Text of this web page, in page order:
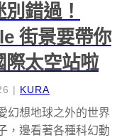
錯過！
街景要帶你
際太空站啦
| KURA
幻想地球之外的世界
，邊看著各種科幻動